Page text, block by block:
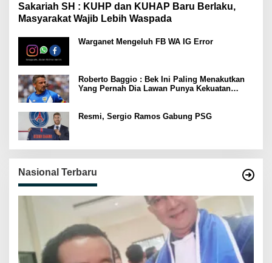
Sakariah SH : KUHP dan KUHAP Baru Berlaku,
Masyarakat Wajib Lebih Waspada
Warganet Mengeluh FB WA IG Error
Roberto Baggio : Bek Ini Paling Menakutkan
Yang Pernah Dia Lawan Punya Kekuatan
Resmi, Sergio Ramos Gabung PSG
Nasional Terbaru